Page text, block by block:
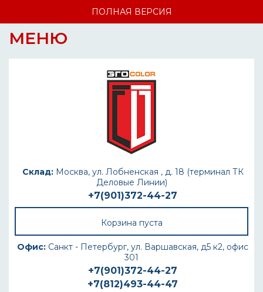
ПОЛНАЯ ВЕРСИЯ
МЕНЮ
Склад:Москва, ул. Лобненская , д. 18 (терминал ТК
Деловые Линии)
+7(901)372-44-27
Корзина пуста
Офис: Санкт - Петербург, ул. Варшавская, д5 к2, офис
301
+7(901)372-44-27
+7(812)493-44-47